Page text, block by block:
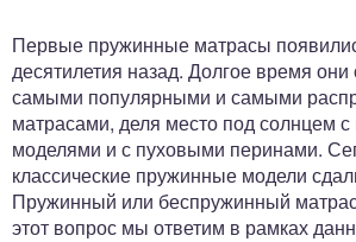
Первые пружинные матрасы
десятилетия назад. Долгое время они
самыми популярными и самыми
матрасами, деля место под солнцем
моделями и с пуховыми перинами.
классические пружинные модели
Пружинный или беспружинный
этот вопрос мы ответим в рамках